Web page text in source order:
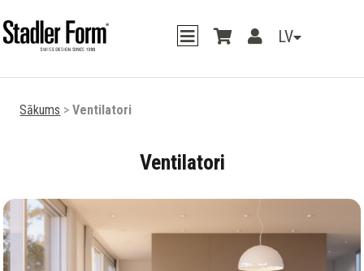
LV
Sākums >Ventilatori
Ventilatori